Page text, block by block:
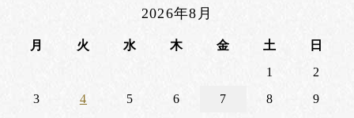
2026年8月
月 火 水 木 金 土
日
1
2
3
4 5 6 7 8
9